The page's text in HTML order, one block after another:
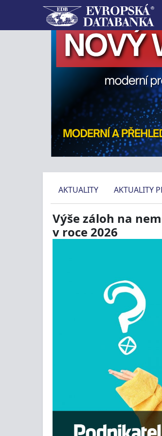
AKTUALITY AKTUALITY
Výše záloh na
v roce 2026